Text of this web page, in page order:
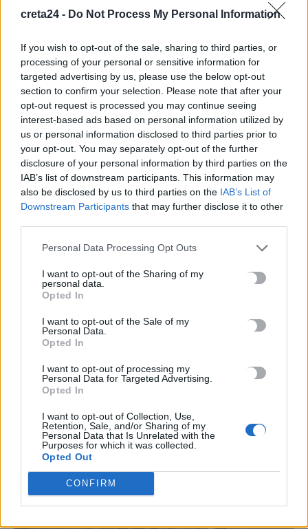
creta24 - Do Not Process My Personal Information
If you wish to opt-out of the sale, sharing to third parties, or
processing of your personal or sensitive information for
targeted advertising by us, please use the below opt-out
section to confirm your selection. Please note that after your
opt-out request is processed you may continue seeing
interest-based ads based on personal information utilized by
us or personal information disclosed to third parties prior to
your opt-out. You may separately opt-out of the further
disclosure of your personal information by third parties on the
IAB’s list of downstream participants. This information may
also be disclosed by us to third parties on the IAB’s List of
Downstream Participants that may further disclose it to other
Personal Data Processing Opt Outs
I want to opt-out of the Sharing of my
personal data.
Opted In
I want to opt-out of the Sale of my
Personal Data.
Opted In
I want to opt-out of processing my
Personal Data for Targeted Advertising.
Opted In
I want to opt-out of Collection, Use,
Retention, Sale, and/or Sharing of my
Personal Data that Is Unrelated with the
Purposes for which it was collected.
Opted Out
CONFIRM
Μαματζάκη
6 Αυγούστου, 2026
Έκπληξη στη συναυλία του Γιάννη Χαρούλη στο Αρκαλοχώρι:
Τα παιδιά του Πολιτιστικού Συλλόγου τραγούδησαν για τον
εθελοντισμό
6 Αυγούστου, 2026
TRENDING
ΣΤΑΥΡΟΣ ΠΑΠΑΣΤΑΥΡΟΥ
ΣΧΕΤΙΚΆ ΆΡΘΡΑ